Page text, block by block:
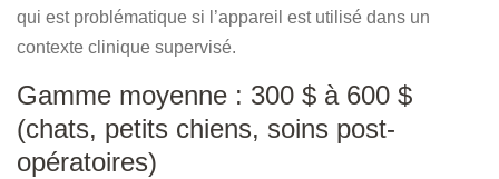
qui est problématique si l’appareil est utilisé dans un
contexte clinique supervisé.
Gamme moyenne : 300 $ à 600 $
(chats, petits chiens, soins post-
opératoires)